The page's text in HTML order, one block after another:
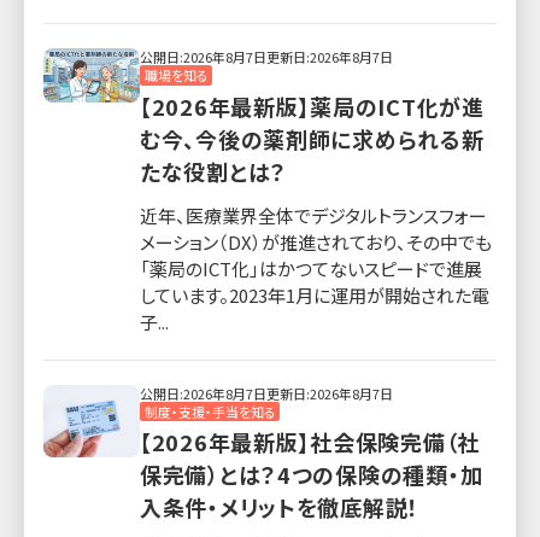
職場を知る
公開日:2026年8月7日更新日:2026年8月7日
【2026年最新版】薬局のICT化が進
む今、今後の薬剤師に求められる新
たな役割とは？
近年、医療業界全体でデジタルトランスフォー
メーション（DX）が推進されており、その中でも
「薬局のICT化」はかつてないスピードで進展
しています。2023年1月に運用が開始された電
子...
制度・支援・手当を知る
公開日:2026年8月7日更新日:2026年8月7日
【2026年最新版】社会保険完備（社
保完備）とは？4つの保険の種類・加
入条件・メリットを徹底解説！